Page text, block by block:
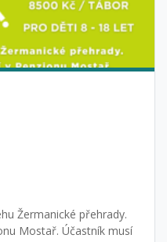
Žermanické přehrady.
Mostař. Účastník musí